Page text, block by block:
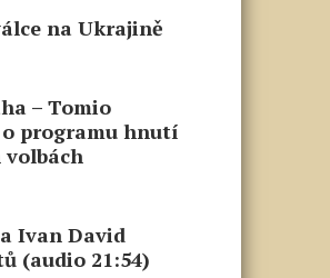
na Ukrajině
– Tomio
programu hnutí
Ivan David
(audio 21:54)